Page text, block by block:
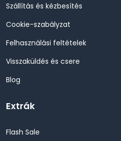
Szállítás és kézbesítés
Cookie-szabályzat
Felhasználási feltételek
Visszaküldés és csere
Blog
Extrák
Flash Sale